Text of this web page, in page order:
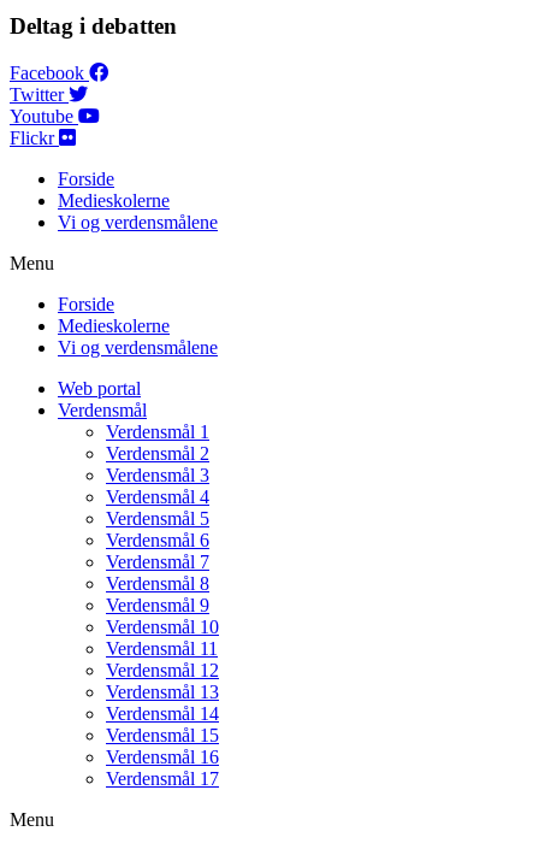
Deltag i debatten
Facebook
Twitter
Youtube
Flickr
Forside
Medieskolerne
Vi og verdensmålene
Menu
Forside
Medieskolerne
Vi og verdensmålene
Web portal
Verdensmål
Verdensmål 1
Verdensmål 2
Verdensmål 3
Verdensmål 4
Verdensmål 5
Verdensmål 6
Verdensmål 7
Verdensmål 8
Verdensmål 9
Verdensmål 10
Verdensmål 11
Verdensmål 12
Verdensmål 13
Verdensmål 14
Verdensmål 15
Verdensmål 16
Verdensmål 17
Menu